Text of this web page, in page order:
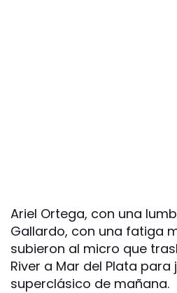
Ariel Ortega, con una
Gallardo, con una fatiga
subieron al micro que
River a Mar del Plata para
superclásico de mañana.